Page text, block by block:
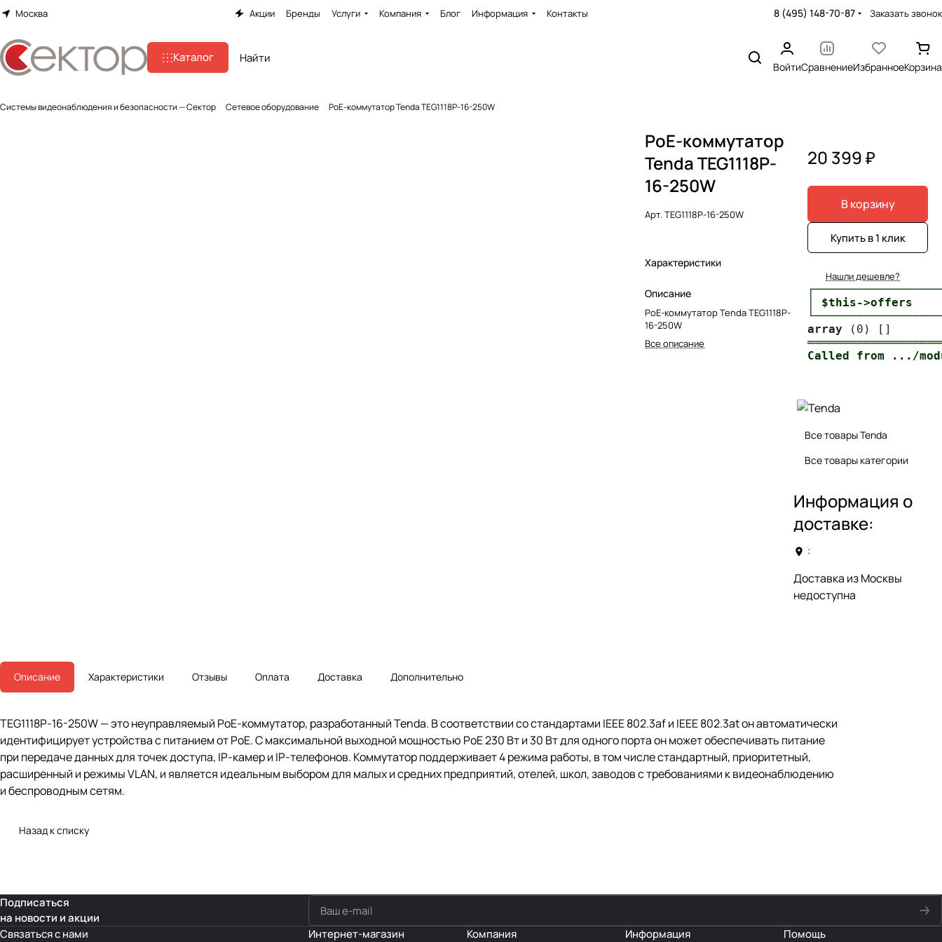
Москва Акции Бренды Услуги Компания Блог Информация Контакты 8 (495) 148-70-87 Заказать звонок
Каталог
ВойтиСравнениеИзбранноеКорзина
Системы видеонаблюдения и безопасности — Сектор Сетевое оборудование PoE-коммутатор Tenda TEG1118P-16-250W
PoE-коммутатор
Tenda TEG1118P-
16-250W
Арт.TEG1118P-16-250W
Характеристики
Описание
PoE-коммутатор Tenda TEG1118P-
16-250W
Все описание
20 399 ₽
В корзину
Купить в 1 клик
Нашли дешевле?
│ $this-
array
Все товары Tenda
Все товары категории
Информация о
доставке:
:
Доставка из Москвы
недоступна
Описание Характеристики Отзывы Оплата Доставка Дополнительно
TEG1118P-16-250W — это неуправляемый PoE-коммутатор, разработанный Tenda. В соответствии со стандартами IEEE 802.3af и IEEE 802.3at он автоматически
идентифицирует устройства с питанием от PoE. С максимальной выходной мощностью PoE 230 Вт и 30 Вт для одного порта он может обеспечивать питание
при передаче данных для точек доступа, IP-камер и IP-телефонов. Коммутатор поддерживает 4 режима работы, в том числе стандартный, приоритетный,
расширенный и режимы VLAN, и является идеальным выбором для малых и средних предприятий, отелей, школ, заводов с требованиями к видеонаблюдению
и беспроводным сетям.
Назад к списку
Подписаться
на новости и акции
Связаться с нами
Интернет-магазин Компания Информация Помощь